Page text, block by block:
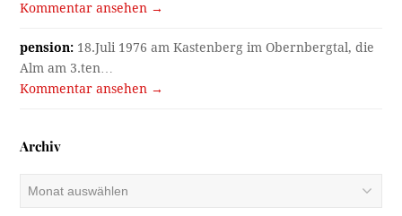
Kommentar ansehen →
pension: 18.Juli 1976 am Kastenberg im Obernbergtal, die
Alm am 3.ten…
Kommentar ansehen →
Archiv
Archiv